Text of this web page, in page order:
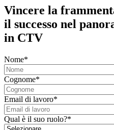
Vincere la
il successo nel
in CTV
Nome*
Cognome*
Email di lavoro*
Qual è il suo ruolo?*